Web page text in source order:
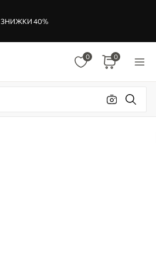
ЗНИЖКИ 40%
0 0